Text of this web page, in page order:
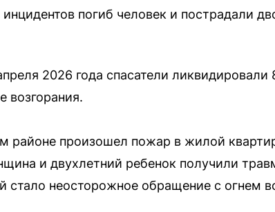
погиб человек и пострадали
2026 года спасатели
возгорания.
районе произошел пожар в жилой
и двухлетний ребенок получили
стало неосторожное обращение с огнем